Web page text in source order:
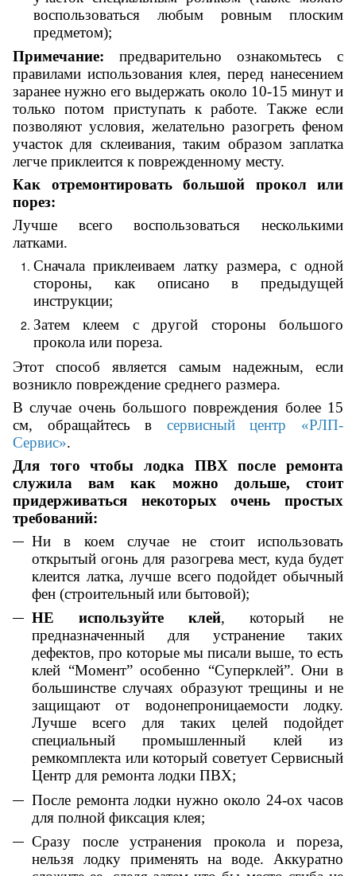
воспользоваться любым ровным плоским
предметом);
Примечание: предварительно ознакомьтесь с
правилами использования клея, перед нанесением
заранее нужно его выдержать около 10-15 минут и
только потом приступать к работе. Также если
позволяют условия, желательно разогреть феном
участок для склеивания, таким образом заплатка
легче приклеится к поврежденному месту.
Как отремонтировать большой прокол или
порез:
Лучше всего воспользоваться несколькими
латками.
Сначала приклеиваем латку размера, с одной
стороны, как описано в предыдущей
инструкции;
Затем клеем с другой стороны большого
прокола или пореза.
Этот способ является самым надежным, если
возникло повреждение среднего размера.
В случае очень большого повреждения более 15
см, обращайтесь в сервисный центр «РЛП-
Сервис».
Для того чтобы лодка ПВХ после ремонта
служила вам как можно дольше, стоит
придерживаться некоторых очень простых
требований:
Ни в коем случае не стоит использовать
открытый огонь для разогрева мест, куда будет
клеится латка, лучше всего подойдет обычный
фен (строительный или бытовой);
НЕ используйте клей, который не
предназначенный для устранение таких
дефектов, про которые мы писали выше, то есть
клей “Момент” особенно “Суперклей”. Они в
большинстве случаях образуют трещины и не
защищают от водонепроницаемости лодку.
Лучше всего для таких целей подойдет
специальный промышленный клей из
ремкомплекта или который советует Сервисный
Центр для ремонта лодки ПВХ;
После ремонта лодки нужно около 24-ох часов
для полной фиксация клея;
Сразу после устранения прокола и пореза,
нельзя лодку применять на воде. Аккуратно